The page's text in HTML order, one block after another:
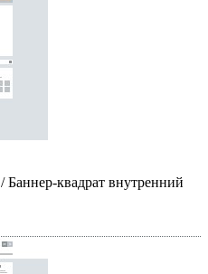
/ Баннер-квадрат внутренний